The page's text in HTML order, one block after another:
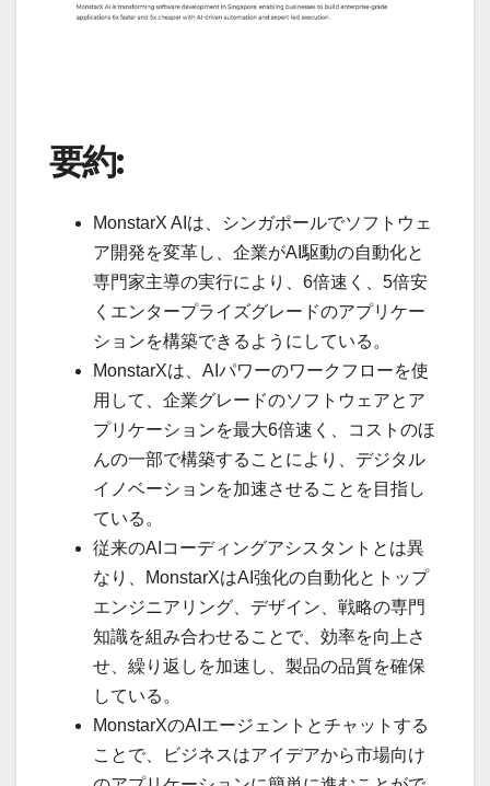
要約:
MonstarX AIは、シンガポールでソフトウェ
ア開発を変革し、企業がAI駆動の自動化と
専門家主導の実行により、6倍速く、5倍安
くエンタープライズグレードのアプリケー
ションを構築できるようにしている。
MonstarXは、AIパワーのワークフローを使
用して、企業グレードのソフトウェアとア
プリケーションを最大6倍速く、コストのほ
んの一部で構築することにより、デジタル
イノベーションを加速させることを目指し
ている。
従来のAIコーディングアシスタントとは異
なり、MonstarXはAI強化の自動化とトップ
エンジニアリング、デザイン、戦略の専門
知識を組み合わせることで、効率を向上さ
せ、繰り返しを加速し、製品の品質を確保
している。
MonstarXのAIエージェントとチャットする
ことで、ビジネスはアイデアから市場向け